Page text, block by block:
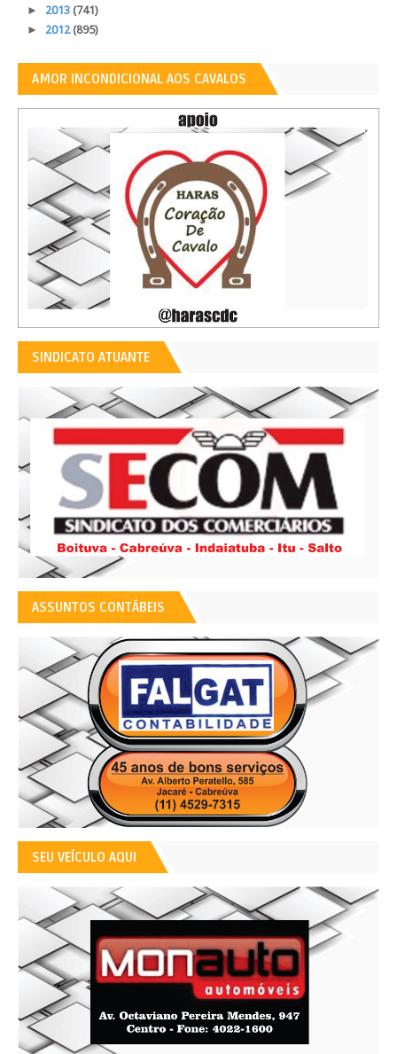
► 2013 (741)
► 2012(895)
AMOR INCONDICIONAL AOS CAVALOS
SINDICATO ATUANTE
ASSUNTOS CONTÁBEIS
SEU VEÍCULO AQUI